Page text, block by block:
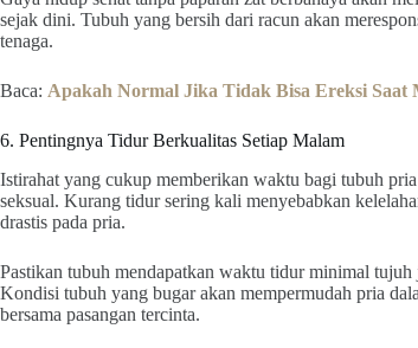
sejak dini. Tubuh yang bersih dari racun akan
tenaga.
Baca: Apakah Normal Jika Tidak Bisa Ereksi Saat
6. Pentingnya Tidur Berkualitas Setiap Malam
Istirahat yang cukup memberikan waktu bagi tubuh
seksual. Kurang tidur sering kali menyebabkan
drastis pada pria.
Pastikan tubuh mendapatkan waktu tidur minimal tujuh
Kondisi tubuh yang bugar akan mempermudah pria
bersama pasangan tercinta.